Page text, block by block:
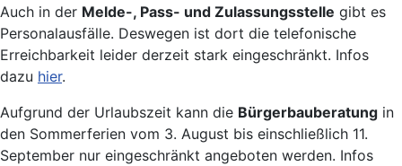
Auch in der Melde-, Pass- und Zulassungsstelle gibt es
Personalausfälle. Deswegen ist dort die telefonische
Erreichbarkeit leider derzeit stark eingeschränkt. Infos
dazu hier.
Aufgrund der Urlaubszeit kann die Bürgerbauberatung in
den Sommerferien vom 3. August bis einschließlich 11.
September nur eingeschränkt angeboten werden. Infos